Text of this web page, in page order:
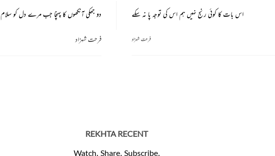
دو جھکی آنکھوں کا پہنچا جب مرے دل کو سلام
فرحت شہزاد
اس بات کا کوئی رنج نہیں ہم اس کی توجہ پا نہ سکے
فرحت شہزاد
REKHTA RECENT